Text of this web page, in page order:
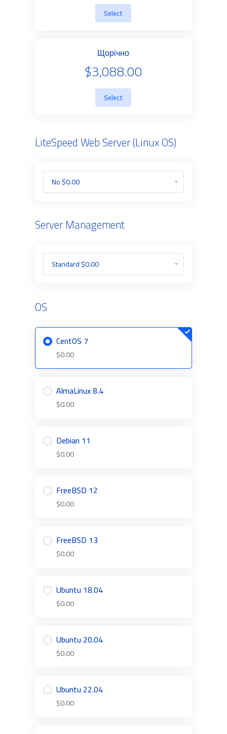
Select
Щорічно
$3,088.00
Select
LiteSpeed Web Server (Linux OS)
Server Management
OS
CentOS 7
$0.00
AlmaLinux 8.4
$0.00
Debian 11
$0.00
FreeBSD 12
$0.00
FreeBSD 13
$0.00
Ubuntu 18.04
$0.00
Ubuntu 20.04
$0.00
Ubuntu 22.04
$0.00